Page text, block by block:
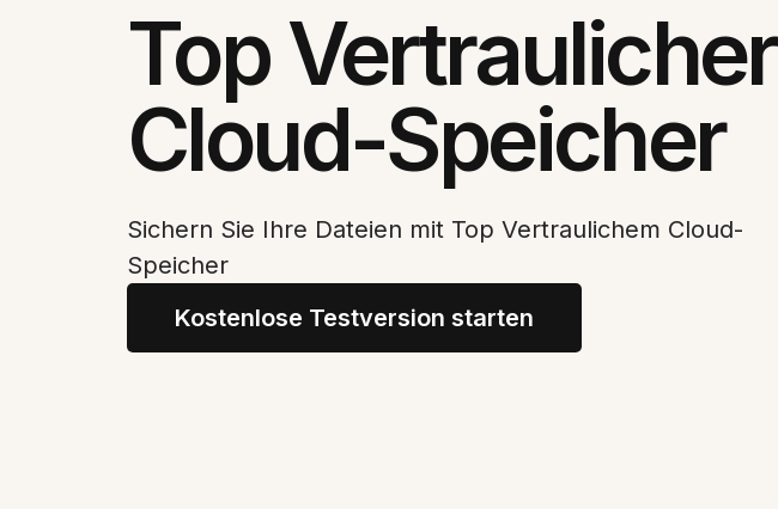
Top Vertraulicher
Cloud-Speicher
Sichern Sie Ihre Dateien mit Top Vertraulichem Cloud-
Speicher
Kostenlose Testversion starten